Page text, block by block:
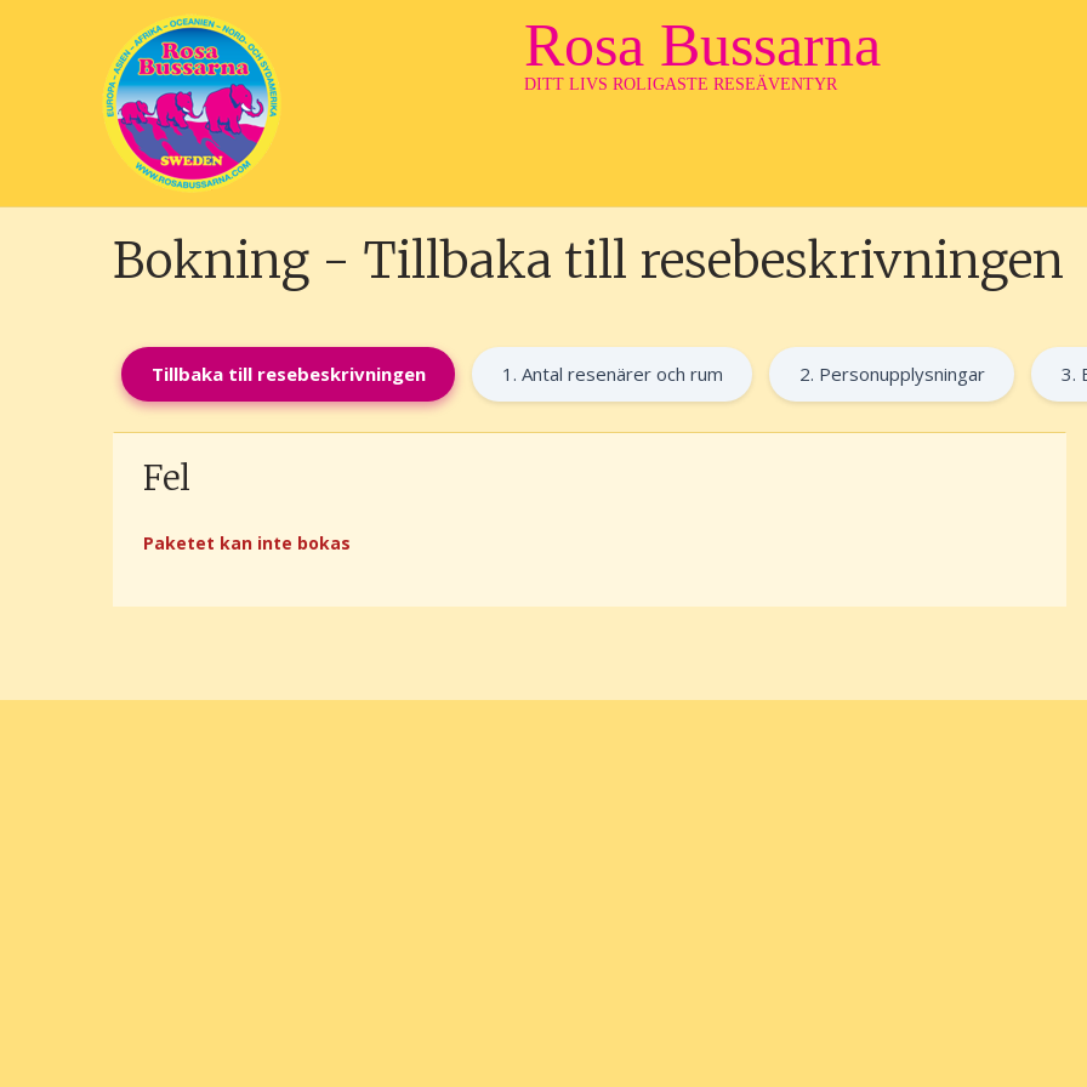
Rosa Bussarna
DITT LIVS ROLIGASTE RESEÄVENTYR
Bokning - Tillbaka till resebeskrivningen
Tillbaka till resebeskrivningen 1. Antal resenärer och rum 2. Personupplysningar 3.
Fel
Paketet kan inte bokas